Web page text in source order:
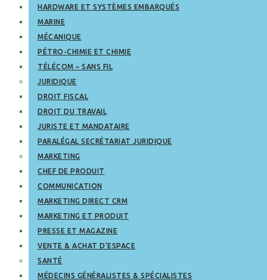
HARDWARE ET SYSTÈMES EMBARQUÉS
MARINE
MÉCANIQUE
PÉTRO-CHIMIE ET CHIMIE
TÉLÉCOM – SANS FIL
JURIDIQUE
DROIT FISCAL
DROIT DU TRAVAIL
JURISTE ET MANDATAIRE
PARALÉGAL SECRÉTARIAT JURIDIQUE
MARKETING
CHEF DE PRODUIT
COMMUNICATION
MARKETING DIRECT CRM
MARKETING ET PRODUIT
PRESSE ET MAGAZINE
VENTE & ACHAT D’ESPACE
SANTÉ
MÉDECINS GÉNÉRALISTES & SPÉCIALISTES